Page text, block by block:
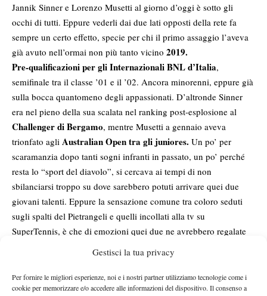
Gestisci la tua privacy
Per fornire le migliori esperienze, noi e i nostri partner utilizziamo tecnologie come i
cookie per memorizzare e/o accedere alle informazioni del dispositivo. Il consenso a
Jannik Sinner e Lorenzo Musetti al giorno d’oggi è sotto gli
occhi di tutti. Eppure vederli dai due lati opposti della rete fa
sempre un certo effetto, specie per chi il primo assaggio l’aveva
già avuto nell’ormai non più tanto vicino 2019.
Pre-qualificazioni per gli Internazionali BNL d’Italia,
semifinale tra il classe ’01 e il ’02. Ancora minorenni, eppure già
sulla bocca quantomeno degli appassionati. D’altronde Sinner
era nel pieno della sua scalata nel ranking post-esplosione al
Challenger di Bergamo, mentre Musetti a gennaio aveva
trionfato agli Australian Open tra gli juniores. Un po’ per
scaramanzia dopo tanti sogni infranti in passato, un po’ perché
resta lo “sport del diavolo”, si cercava ai tempi di non
sbilanciarsi troppo su dove sarebbero potuti arrivare quei due
giovani talenti. Eppure la sensazione comune tra coloro seduti
sugli spalti del Pietrangeli e quelli incollati alla tv su
SuperTennis, è che di emozioni quei due ne avrebbero regalate
Per la cronaca, ad aggiudicarsi quell’incontro fu Sinner
perse poi in finale da Andrea Basso ma riuscì comunque ad
entrare con una wild card in main draw all’ultimo minuto finendo